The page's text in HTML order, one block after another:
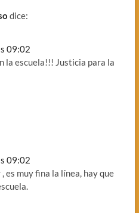
dice:
09:02
la escuela!!! Justicia para la
09:02
es muy fina la línea, hay que